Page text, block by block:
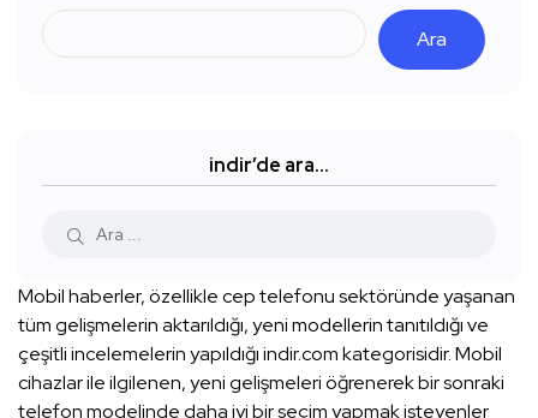
Ara
indir’de ara…
Mobil haberler, özellikle cep telefonu sektöründe yaşanan
tüm gelişmelerin aktarıldığı, yeni modellerin tanıtıldığı ve
çeşitli incelemelerin yapıldığı indir.com kategorisidir. Mobil
cihazlar ile ilgilenen, yeni gelişmeleri öğrenerek bir sonraki
telefon modelinde daha iyi bir seçim yapmak isteyenler